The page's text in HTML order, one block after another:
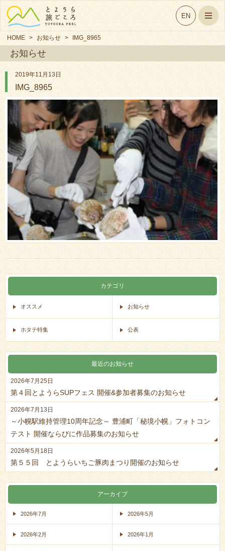
EN
HOME > お知らせ > IMG_8965
お知らせ
2019年11月13日
IMG_8965
カテゴリ
オススメ お知らせ
ホタテ特集 公表
最近のお知らせ
2026年7月25日
第４回とようらSUPフェス 開催&参加者募集のお知らせ
2026年7月13日
～小幌駅維持管理10周年記念～ 豊浦町「秘境小幌」フォトコン
テスト 開催ならびに作品募集のお知らせ
2026年5月18日
第５５回 とようらいちご豚肉まつり開催のお知らせ
アーカイブ
2026年7月 2026年5月
2026年2月 2026年1月